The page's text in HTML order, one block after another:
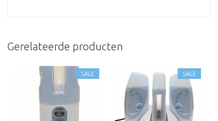
Gerelateerde producten
SALE SALE